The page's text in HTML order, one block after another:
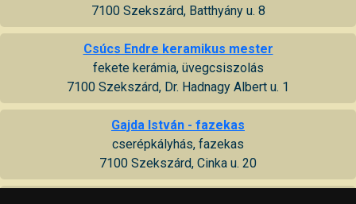
7100 Szekszárd, Batthyány u. 8
Csúcs Endre keramikus mester
fekete kerámia, üvegcsiszolás
7100 Szekszárd, Dr. Hadnagy Albert u. 1
Gajda István - fazekas
cserépkályhás, fazekas
7100 Szekszárd, Cinka u. 20